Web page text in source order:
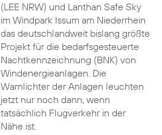
(LEE NRW) und Lanthan Safe Sky
im Windpark Issum am Niederrhein
das deutschlandweit bislang größte
Projekt für die bedarfsgesteuerte
Nachtkennzeichnung (BNK) von
Windenergieanlagen. Die
Warnlichter der Anlagen leuchten
jetzt nur noch dann, wenn
tatsächlich Flugverkehr in der
Nähe ist.